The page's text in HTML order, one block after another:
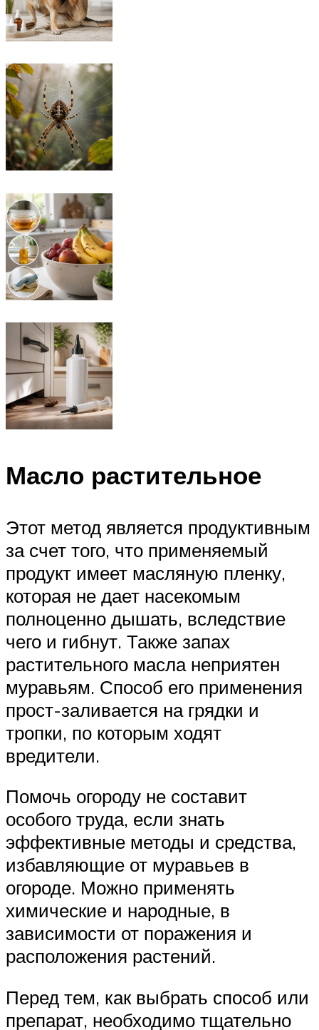
Масло растительное
Этот метод является продуктивным
за счет того, что применяемый
продукт имеет масляную пленку,
которая не дает насекомым
полноценно дышать, вследствие
чего и гибнут. Также запах
растительного масла неприятен
муравьям. Способ его применения
прост-заливается на грядки и
тропки, по которым ходят
вредители.
Помочь огороду не составит
особого труда, если знать
эффективные методы и средства,
избавляющие от муравьев в
огороде. Можно применять
химические и народные, в
зависимости от поражения и
расположения растений.
Перед тем, как выбрать способ или
препарат, необходимо тщательно